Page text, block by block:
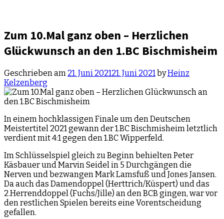
Zum 10.Mal ganz oben – Herzlichen
Glückwunsch an den 1.BC Bischmisheim
Geschrieben am 21. Juni 202121. Juni 2021 byHeinz
Kelzenberg
In einem hochklassigen Finale um den Deutschen
Meistertitel 2021 gewann der 1.BC Bischmisheim letztlich
verdient mit 4:1 gegen den 1.BC Wipperfeld.
Im Schlüsselspiel gleich zu Beginn behielten Peter
Käsbauer und Marvin Seidel in 5 Durchgängen die
Nerven und bezwangen Mark Lamsfuß und Jones Jansen.
Da auch das Damendoppel (Herttrich/Küspert) und das
2.Herrenddoppel (Fuchs/Jille) an den BCB gingen, war vor
den restlichen Spielen bereits eine Vorentscheidung
gefallen.